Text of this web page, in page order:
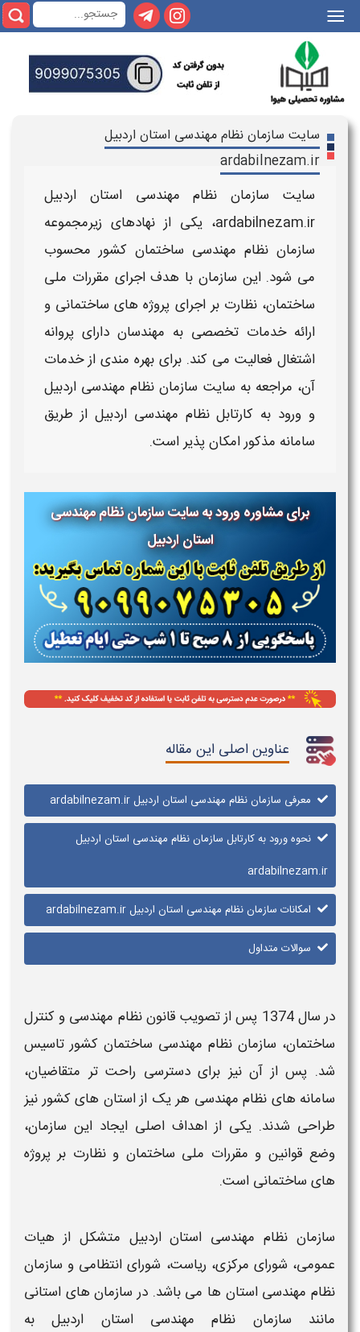
|||
سایت سازمان نظام مهندسی استان اردبیل
ardabilnezam.ir
سایت سازمان نظام مهندسی استان اردبیل
ardabilnezam.ir، یکی از نهادهای زیرمجموعه
سازمان نظام مهندسی ساختمان کشور محسوب
می‌ شود. این سازمان با هدف اجرای مقررات ملی
ساختمان، نظارت بر اجرای پروژه‌ های ساختمانی و
ارائه خدمات تخصصی به مهندسان دارای پروانه
اشتغال فعالیت می‌ کند. برای بهره‌ مندی از خدمات
آن، مراجعه به سایت سازمان نظام مهندسی اردبیل
و ورود به کارتابل نظام مهندسی اردبیلاز طریق
سامانه مذکور امکان‌ پذیر است.
برای مشاوره ورود به سایت سازمان نظام مهندسی
استاناردبیل
عناوین اصلی این مقاله
معرفی سازمان نظام مهندسی استان اردبیل ardabilnezam.ir
نحوه ورود به کارتابل سازمان نظام مهندسی استان اردبیل
ardabilnezam.ir
امکانات سازمان نظام مهندسی استان اردبیل ardabilnezam.ir
سوالات متداول
در سال 1374 پس از تصویب قانون نظام مهندسی و کنترل
ساختمان، سازمان نظام مهندسی ساختمان کشورتاسیس
شد. پس از آن نیز برای دسترسی راحت تر متقاضیان،
سامانه های نظام مهندسی هر یک از استان های کشور نیز
طراحی شدند. یکی از اهداف اصلی ایجاد این سازمان،
وضع قوانین و مقررات ملی ساختمان و نظارت بر پروژه
های ساختمانی است.
سازمان نظام مهندسی استان اردبیل متشکل از هیات
عمومی، شورای مرکزی، ریاست، شورای انتظامی وسازمان
نظام مهندسی استان ها می باشد. در سازمان های استانی
مانند سازمان نظام مهندسی استان اردبیل به